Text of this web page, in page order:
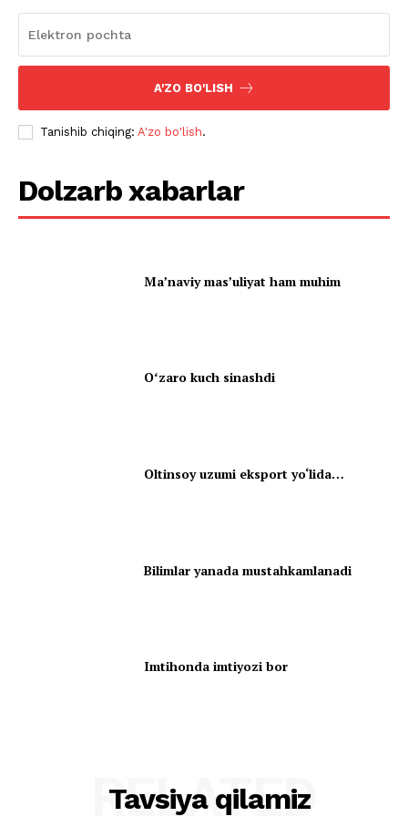
A'ZO BO'LISH
Tanishib chiqing: A'zo bo'lish.
Dolzarb xabarlar
Ma’naviy mas’uliyat ham muhim
Oʻzaro kuch sinashdi
Oltinsoy uzumi eksport yo‘lida…
Bilimlar yanada mustahkamlanadi
Imtihonda imtiyozi bor
Tavsiya qilamiz
RELATED